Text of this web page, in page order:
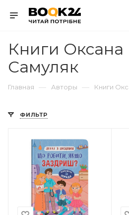
Книги Оксана
Самуляк
Главная — Авторы — Книги
ФИЛЬТР